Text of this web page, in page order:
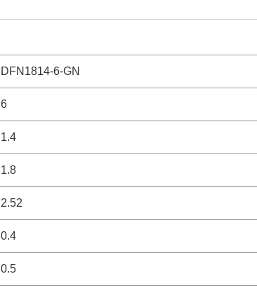
DFN1814-6-GN
6
1.4
1.8
2.52
0.4
0.5